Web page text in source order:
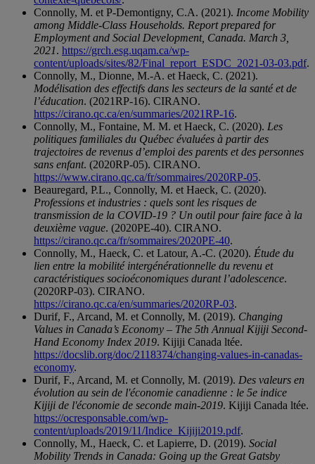
Connolly, M. et P-Demontigny, C.A. (2021). Income Mobility
among Middle-Class Households. Report prepared for
Employment and Social Development, Canada. March 3,
2021. https://grch.esg.uqam.ca/wp-
content/uploads/sites/82/Final_report_ESDC_2021-03-03.pdf.
Connolly, M., Dionne, M.-A. et Haeck, C. (2021).
Modélisation des effectifs dans les secteurs de la santé et de
l’éducation. (2021RP-16). CIRANO.
https://cirano.qc.ca/en/summaries/2021RP-16.
Connolly, M., Fontaine, M. M. et Haeck, C. (2020). Les
politiques familiales du Québec évaluées à partir des
trajectoires de revenus d’emploi des parents et des personnes
sans enfant. (2020RP-05). CIRANO.
https://www.cirano.qc.ca/fr/sommaires/2020RP-05.
Beauregard, P.L., Connolly, M. et Haeck, C. (2020).
Professions et industries : quels sont les risques de
transmission de la COVID-19 ? Un outil pour faire face à la
deuxième vague. (2020PE-40). CIRANO.
https://cirano.qc.ca/fr/sommaires/2020PE-40.
Connolly, M., Haeck, C. et Latour, A.-C. (2020). Étude du
lien entre la mobilité intergénérationnelle du revenu et
caractéristiques socioéconomiques durant l’adolescence.
(2020RP-03). CIRANO.
https://cirano.qc.ca/en/summaries/2020RP-03.
Durif, F., Arcand, M. et Connolly, M. (2019). Changing
Values in Canada’s Economy – The 5th Annual Kijiji Second-
Hand Economy Index 2019. Kijiji Canada ltée.
https://docslib.org/doc/2118374/changing-values-in-canadas-
economy.
Durif, F., Arcand, M. et Connolly, M. (2019). Des valeurs en
évolution au sein de l'économie canadienne : le 5e indice
Kijiji de l'économie de seconde main-2019. Kijiji Canada ltée.
https://ocresponsable.com/wp-
content/uploads/2019/11/Indice_Kijiji2019.pdf.
Connolly, M., Haeck, C. et Lapierre, D. (2019). Social
Mobility Trends in Canada: Going up the Great Gatsby